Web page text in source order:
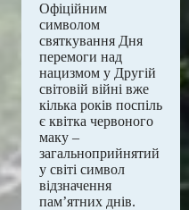
Офіційним
символом
святкування Дня
перемоги над
нацизмом у Другій
світовій війні вже
кілька років поспіль
є квітка червоного
маку –
загальноприйнятий
у світі символ
відзначення
пам’ятних днів.